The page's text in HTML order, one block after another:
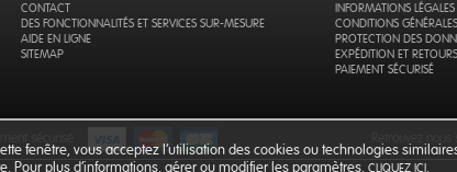
CONTACT
DES FONCTIONNALITÉS ET SERVICES SUR-MESURE
AIDE EN LIGNE
SITEMAP
INFORMATIONS LÉGALES
CONDITIONS
PROTECTION DES
EXPÉDITION ET RETOURS
PAIEMENT SÉCURISÉ
fenêtre, vous acceptez l’utilisation des cookies ou technologies
Pour plus d'informations, gérer ou modifier les paramètres, CLIQUEZ ICI .